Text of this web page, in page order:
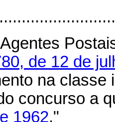
de 12 de
na classe
concurso a
1962."